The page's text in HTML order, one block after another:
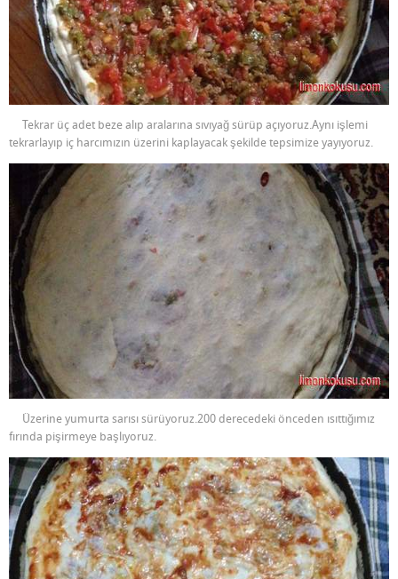
Tekrar üç adet beze alıp aralarına sıvıyağ sürüp açıyoruz.Aynı işlemi
tekrarlayıp iç harcımızın üzerini kaplayacak şekilde tepsimize yayıyoruz.
Üzerine yumurta sarısı sürüyoruz.200 derecedeki önceden ısıttığımız
fırında pişirmeye başlıyoruz.